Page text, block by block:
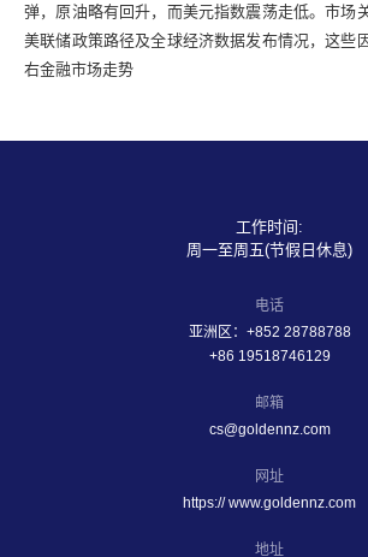
弹，原油略有回升，而美元指数震荡走低。市场
美联储政策路径及全球经济数据发布情况，这些
右金融市场走势
工作时间:
周一至周五(节假日休息)
电话
亚洲区：+852 28788788
+86 19518746129
邮箱
cs@goldennz.com
网址
https:// www.goldennz.com
地址